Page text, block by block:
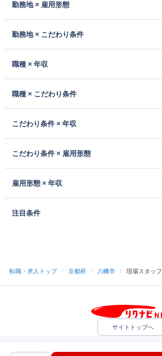
勤務地 × 雇用形態
勤務地 × こだわり条件
職種 × 年収
職種 × こだわり条件
こだわり条件 × 年収
こだわり条件 × 雇用形態
雇用形態 × 年収
注目条件
転職・求人トップ / 京都府 / 八幡市 / 現場スタッフ
サイトトップへ
中途採用をご検討の企業様